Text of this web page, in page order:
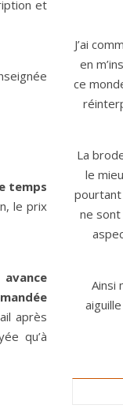
et
temps
le prix
avance
après
qu’à
J’ai
en
ce
La
le
pourtant
ne sont
Ainsi